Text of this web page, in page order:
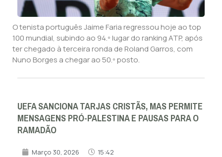
O tenista português Jaime Faria regressou hoje ao top
100 mundial, subindo ao 94.º lugar do ranking ATP, após
ter chegado à terceira ronda de Roland Garros, com
Nuno Borges a chegar ao 50.º posto.
UEFA SANCIONA TARJAS CRISTÃS, MAS PERMITE
MENSAGENS PRÓ-PALESTINA E PAUSAS PARA O
RAMADÃO
Março 30, 2026 15:42